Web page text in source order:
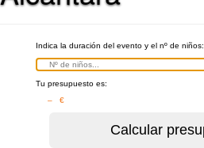
Indica la duración del evento y el nº de niños:
Tu presupuesto es:
– €